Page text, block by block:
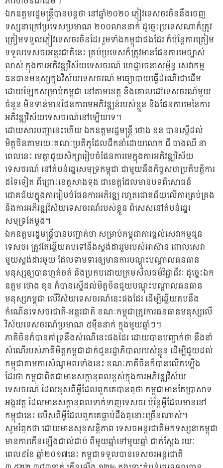
ឯកឧត្តមរដ្ឋមន្ត្រីបានបន្តថា នៅឆ្នាំ២០២០ ភ្ញៀវទេសចរចិននឹងចេញ
ទស្សនាក្រៅប្រទេសប្រមាណ ២០០លាននាក់ ដូច្នេះប្រទេសណាក៏ត្រូវ
ត្រៀមទទួលភ្ញៀវទេសចរចិនដែរ រួមទាំងកម្ពុជាផងដែរ ក៏ប៉ុន្តែការត្រៀម
ទទួលទេសចរអន្តរជាតិនេះ គ្រប់ប្រទេសក៏ត្រូវមានផែនការមេច្បាស់
លាស់ ក្នុងការអភិវឌ្ឍវិស័យទេសចរណ៍ ហេដ្ឋារចនាសម្ព័ន្ធ សេវាកម្ម
ធនធានមនុស្សក្នុងវិស័យទេសចរណ៍ មធ្យោបាយធ្វើដំណើរជាដើម
ដោយឡែកសម្រាប់កម្ពុជា នៅតាមខេត្ត និងគោលដៅទេសចរណ៍មួយ
ចំនួន មិនទាន់មានផែនការមេអភិវឌ្ឍន៍របស់ខ្លួន និងផែនការមេនៃការ
អភិវឌ្ឍវិស័យទេសចរណ៍នៅឡើយទេ។
ដោយសារបញ្ហានេះហើយ ឯកឧត្តមរដ្ឋមន្ត្រី ថោង ខុន បានស្នើដល់
មិត្តចិនតាមរយៈគណៈប្រតិភូដែលដឹកនាំដោយលោក ជី ចាងឈី នា
ពេលនេះ មេត្តាជួយសិក្សារៀបចំផែនការមេក្នុងការអភិវឌ្ឍវិស័យ
ទេសចរណ៍ នៅតំបន់ឆ្នេរសមុទ្រកម្ពុជា ជាមួយនឹងកិច្ចសហប្រតិបត្តិការ
ដទៃទៀត ពីព្រោះខេត្តសាងទុង ជាខេត្តដែលមានបទពិសោធន៍
ជោគជ័យក្នុងការរៀបចំផែនការអភិវឌ្ឍ រហូតជោគជ័យលើការគ្រប់គ្រង
និងការអភិវឌ្ឍវិស័យទេសចរណ៍របស់ខ្លួន ពិសេសនៅតំបន់ឆ្នេរ
សមុទ្រតែម្ដង។
ឯកឧត្តមរដ្ឋមន្ត្រីបានបញ្ជាក់ថា សម្រាប់កម្ពុជាការផ្ដល់សេវាកម្មជូន
ទេសចរ ត្រូវតែឆ្លើយតបទៅនឹងស្ដង់ដាររួមរបស់អាស៊ាន ពោលសេវា
មួយស្ដង់ដារមួយ ដែលទាមទារឲ្យមានការបណ្ដុះបណ្ដាលធនធាន
មនុស្សឲ្យបានហ្មត់ចត់ និងប្រកបដោយក្រមសីលធម៌វិជ្ជាជីវៈ ដូច្នេះឯក
ឧត្តម ថោង ខុន ក៏បានស្នើដល់មិត្តចិនជួយបណ្ដុះបណ្ដាលធនធាន
មនុស្សកម្ពុជា លើវិស័យទេសចរណ៍នេះផងដែរ ដើម្បីឆ្លើយតបនឹង
កំណើនទេសចរជាតិ-អន្តរជាតិ ខណៈកម្ពុជាត្រូវការធនធានមនុស្សលើ
វិស័យទេសចរណ៍ប្រមាណ ៥ម៉ឺននាក់ ក្នុងមួយឆ្នាំៗ។
ភាគិចិនក៏បានគាំទ្រនឹងសំណើនេះផងដែរ ដោយបានបញ្ជាក់ថា នឹងនាំ
សំណើរបស់ភាគីមិត្តកម្ពុជាដាក់ជូនរដ្ឋាភិបាលរបស់ខ្លួន ដើម្បីជួយដល់
កម្ពុជាតាមការសំណូមពរទាំងនេះ ខណៈភាគីចិនក៏បានលើកឡើង
ដែរថា កម្ពុជាពិតជាមានសក្ដានុពលខ្ពស់ក្នុងការអភិវឌ្ឍវិស័យ
ទេសចរណ៍ ដែលខុសពីអ្វីដែលពួកគេបានឮថា កម្ពុជាមានតែប្រាសាទ
អង្គរវត្ត ដែលមានសក្ដានុពលទាក់ទាញទេសចរ ប៉ុន្តែអ្វីដែលមាននៅ
កម្ពុជានេះ លើសពីអ្វីដែលពួកគេធ្លាប់ដឹងឮនោះច្រើនណាស់។
សូមរំឭកថា ដោយមានសុខសន្តិភាព ទេសចអន្តរជាតិមកទស្សនាកម្ពុជា
មានការកើនឡើងជាលំដាប់ ពីមួយឆ្នាំទៅមួយឆ្នាំ ជាក់ស្តែង រយៈ
ពេល៩ខែ ឆ្នាំ២០១៧នេះ​ កម្ពុជាទទួលបានទេសចរអន្តរជាតិ